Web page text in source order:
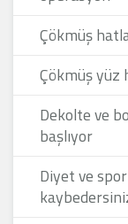
Çökmüş
Çökmüş yüz
Dekolte ve
başlıyor
Diyet ve